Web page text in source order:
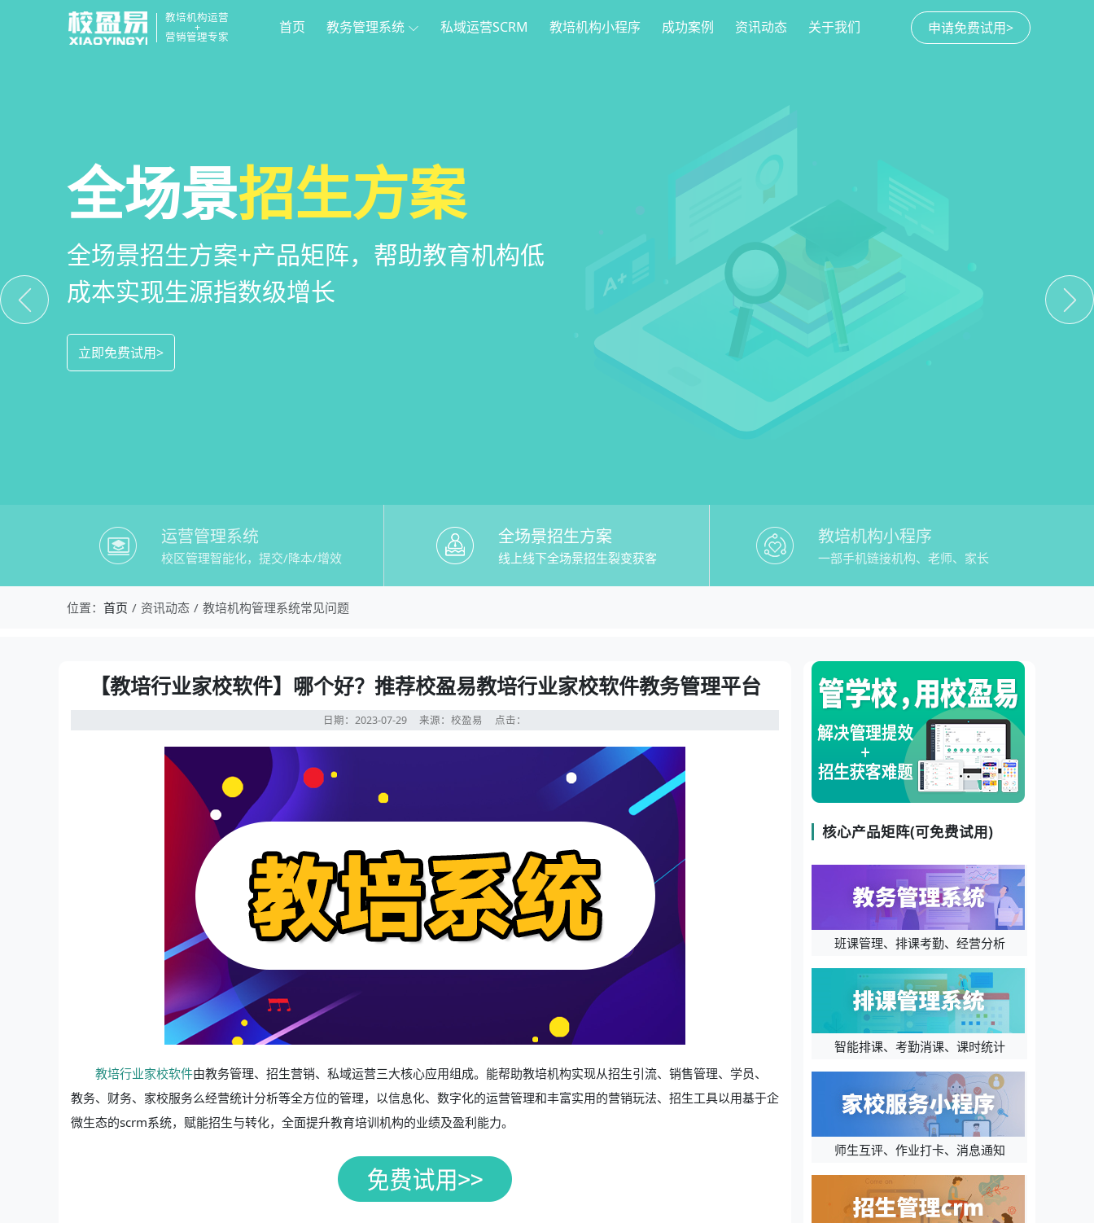
教培机构运营
+
营销管理专家
申请免费试用>
首页 教务管理系统 私域运营SCRM 教培机构小程序 成功案例 资讯动态 关于我们
校区运营管理系统
教培机构数字化全场景运营管理系统，全方
位解决学校经营管理难题
立即免费试用>
全场景招生方案
全场景招生方案+产品矩阵，帮助教育机构低
成本实现生源指数级增长
立即免费试用>
教培机构小程序
一部手机链接机构、学员、家长，管理更便
捷，互动零距离，体验更满意
立即免费试用>
运营管理系统
校区管理智能化，提交/降本/增效
全场景招生方案
线上线下全场景招生裂变获客
教培机构小程序
一部手机链接机构、老师、家长
校盈易-教培机构管理系统常见问题-【教培行业家校软件】哪个好？推荐校盈易教培行业家校软件教务管理平台
位置： 首页 资讯动态 教培机构管理系统常见问题
资讯详情：【教培行业家校软件】哪个好？推荐校盈易教培行业家校软件教务管理平台
【教培行业家校软件】哪个好？推荐校盈易教培行业家校软件教务管理平台
日期：2023-07-29 来源：校盈易 点击：
教培行业家校软件由教务管理、招生营销、私域运营三大核心应用组成。能帮助教培机构实现从招生引流、销售管理、学员、
教务、财务、家校服务么经营统计分析等全方位的管理，以信息化、数字化的运营管理和丰富实用的营销玩法、招生工具以用基于企
微生态的scrm系统，赋能招生与转化，全面提升教育培训机构的业绩及盈利能力。
核心产品矩阵(可免费试用)
班课管理、排课考勤、经营分析
智能排课、考勤消课、课时统计
师生互评、作业打卡、消息通知